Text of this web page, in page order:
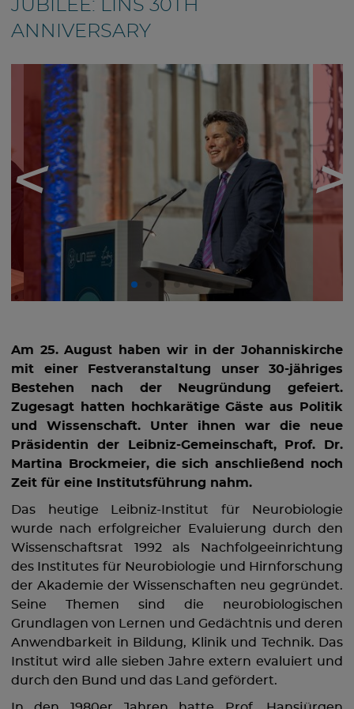
JUBILEE: LIN´S 30TH
ANNIVERSARY
Am 25. August haben wir in der Johanniskirche
mit einer Festveranstaltung unser 30-jähriges
Bestehen nach der Neugründung gefeiert.
Zugesagt hatten hochkarätige Gäste aus Politik
und Wissenschaft. Unter ihnen war die neue
Präsidentin der Leibniz-Gemeinschaft, Prof. Dr.
Martina Brockmeier, die sich anschließend noch
Zeit für eine Institutsführung nahm.
Das heutige Leibniz-Institut für Neurobiologie
wurde nach erfolgreicher Evaluierung durch den
Wissenschaftsrat 1992 als Nachfolgeeinrichtung
des Institutes für Neurobiologie und Hirnforschung
der Akademie der Wissenschaften neu gegründet.
Seine Themen sind die neurobiologischen
Grundlagen von Lernen und Gedächtnis und deren
Anwendbarkeit in Bildung, Klinik und Technik. Das
Institut wird alle sieben Jahre extern evaluiert und
durch den Bund und das Land gefördert.